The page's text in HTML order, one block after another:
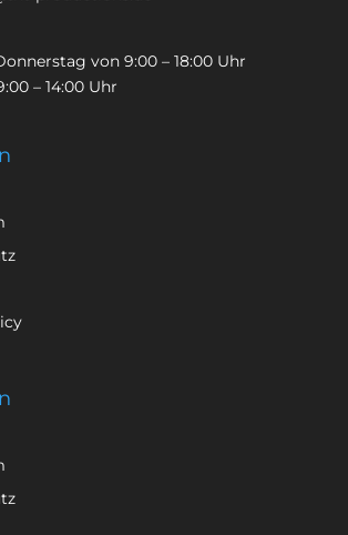
von 9:00 – 18:00 Uhr
– 14:00 Uhr